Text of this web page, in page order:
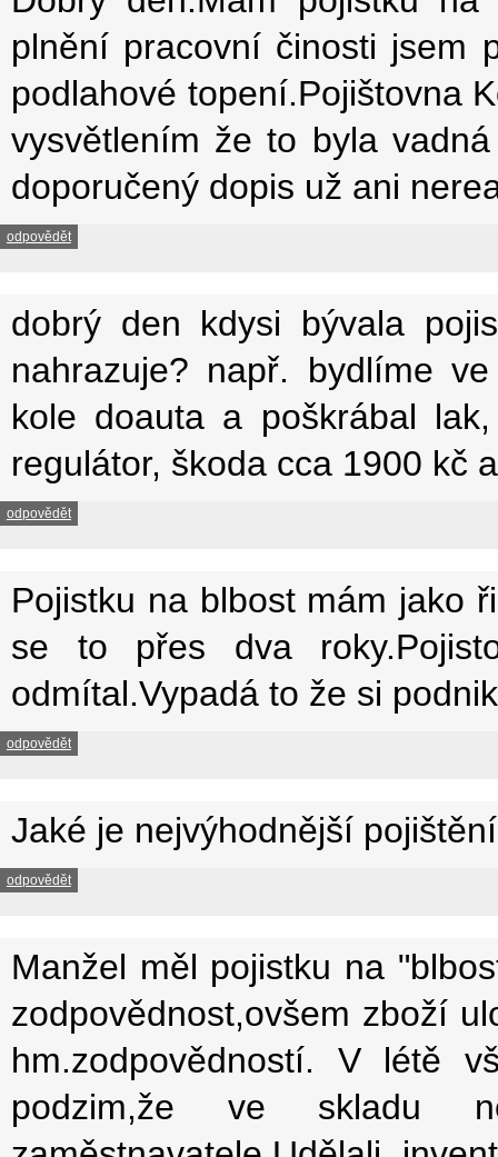
plnění pracovní činosti jsem
podlahové topení.Pojištovna
vysvětlením že to byla
doporučený dopis už ani
odpovědět
dobrý den kdysi bývala
nahrazuje? např. bydlíme
kole doauta a poškrábal
regulátor, škoda cca 1900 kč
odpovědět
Pojistku na blbost mám jako
se to přes dva
odmítal.Vypadá to že si
odpovědět
Jaké je nejvýhodnější
odpovědět
Manžel měl pojistku na
zodpovědnost,ovšem zboží
hm.zodpovědností. V létě
podzim,že ve skladu